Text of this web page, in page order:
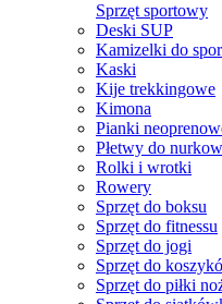
Sprzęt sportowy
Deski SUP
Kamizelki do
Kaski
Kije trekkingowe
Kimona
Pianki
Płetwy do
Rolki i wrotki
Rowery
Sprzęt do boksu
Sprzęt do fitnessu
Sprzęt do jogi
Sprzęt do
Sprzęt do piłki